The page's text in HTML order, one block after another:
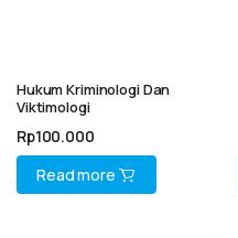
Hukum Kriminologi Dan
Viktimologi
Rp100.000
Read more